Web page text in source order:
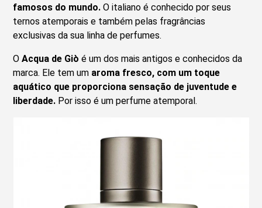
famosos do mundo. O italiano é conhecido por seus
ternos atemporais e também pelas fragrâncias
exclusivas da sua linha de perfumes.
OAcqua de Giò é um dos mais antigos e conhecidos da
marca. Ele tem um aroma fresco, com um toque
aquático que proporciona sensação de juventude e
liberdade. Por isso é um perfume atemporal.